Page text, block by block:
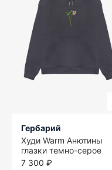
Гербарий
Худи Warm Анютины
глазки темно-серое
7 300 ₽